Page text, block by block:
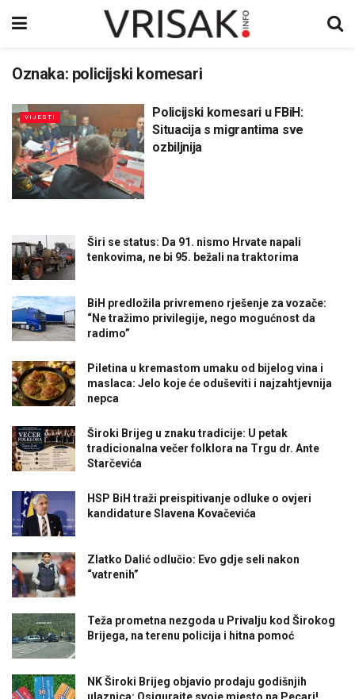
Oznaka: policijski komesari
VIJESTI
Policijski komesari u FBiH:
Situacija s migrantima sve
ozbiljnija
Širi se status: Da 91. nismo Hrvate napali
tenkovima, ne bi 95. bežali na traktorima
BiH predložila privremeno rješenje za vozače:
“Ne tražimo privilegije, nego mogućnost da
radimo”
Piletina u kremastom umaku od bijelog vina i
maslaca: Jelo koje će oduševiti i najzahtjevnija
nepca
Široki Brijeg u znaku tradicije: U petak
tradicionalna večer folklora na Trgu dr. Ante
Starčevića
HSP BiH traži preispitivanje odluke o ovjeri
kandidature Slavena Kovačevića
Zlatko Dalić odlučio: Evo gdje seli nakon
“vatrenih”
Teža prometna nezgoda u Privalju kod Širokog
Brijega, na terenu policija i hitna pomoć
NK Široki Brijeg objavio prodaju godišnjih